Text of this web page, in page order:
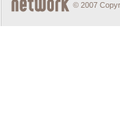
© 2007